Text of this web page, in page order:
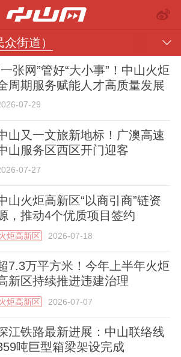
街道）
部门
汽车 专题 金融
一张网”管好“大小事”！中山火炬
周期服务赋能人才高质量发展
07-29
山又一文旅新地标！广澳高速
山服务区西区开门迎客
07-27
山火炬高新区“以商引商”链资
，推动4个优质项目签约
炬高新区 2026-07-18
7.3万平方米！今年上半年火炬
新区持续推进违建治理
炬高新区 2026-07-07
江铁路最新进展：中山联络线
吨巨型箱梁架设完成